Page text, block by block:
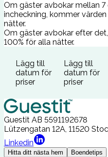
Om gäster avbokar mellan 7
incheckning, kommer
nätter.
Om gäster avbokar efter
100% för alla nätter.
Lägg till
datum för
priser
Lägg till
datum för
priser
Guestit AB 5591192678
Lützengatan 12A, 11520
Linkedin
Hitta ditt nästa hem Boendetips